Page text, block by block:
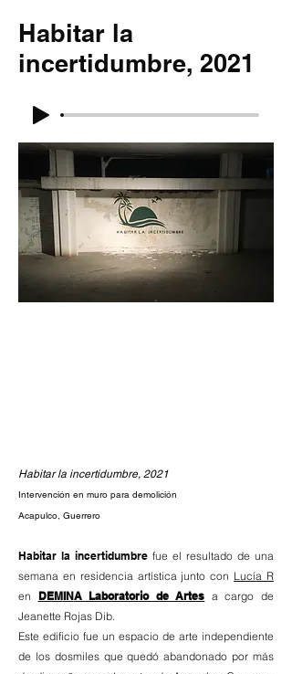
Habitar la
incertidumbre, 2021
Habitar la incertidumbre, 2021
Intervención en muro para demolición
Acapulco, Guerrero
Habitar la incertidumbre fue el resultado de una
semana en residencia artística junto con Lucía R
en DEMINA Laboratorio de Artes a cargo de
Jeanette Rojas Dib.
Este edificio fue un espacio de arte independiente
de los dosmiles que quedó abandonado por más